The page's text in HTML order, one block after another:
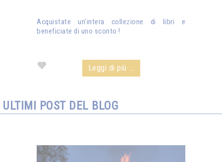
Acquistate un'intera collezione di libri e
beneficiate di uno sconto !
Leggi di più ...
ULTIMI POST DEL BLOG